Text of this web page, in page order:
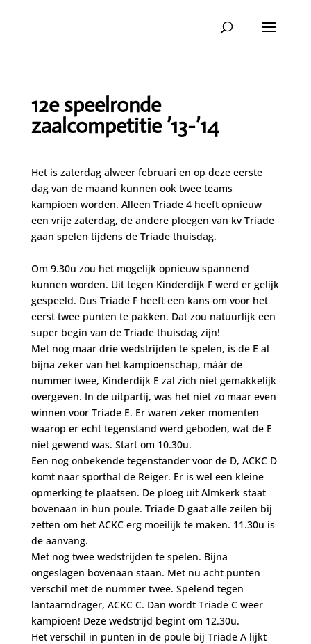
12e speelronde
zaalcompetitie ’13-’14
Het is zaterdag alweer februari en op deze eerste
dag van de maand kunnen ook twee teams
kampioen worden. Alleen Triade 4 heeft opnieuw
een vrije zaterdag, de andere ploegen van kv Triade
gaan spelen tijdens de Triade thuisdag.
Om 9.30u zou het mogelijk opnieuw spannend
kunnen worden. Uit tegen Kinderdijk F werd er gelijk
gespeeld. Dus Triade F heeft een kans om voor het
eerst twee punten te pakken. Dat zou natuurlijk een
super begin van de Triade thuisdag zijn!
Met nog maar drie wedstrijden te spelen, is de E al
bijna zeker van het kampioenschap, máár de
nummer twee, Kinderdijk E zal zich niet gemakkelijk
overgeven. In de uitpartij, was het niet zo maar even
winnen voor Triade E. Er waren zeker momenten
waarop er echt tegenstand werd geboden, wat de E
niet gewend was. Start om 10.30u.
Een nog onbekende tegenstander voor de D, ACKC D
komt naar sporthal de Reiger. Er is wel een kleine
opmerking te plaatsen. De ploeg uit Almkerk staat
bovenaan in hun poule. Triade D gaat alle zeilen bij
zetten om het ACKC erg moeilijk te maken. 11.30u is
de aanvang.
Met nog twee wedstrijden te spelen. Bijna
ongeslagen bovenaan staan. Met nu acht punten
verschil met de nummer twee. Spelend tegen
lantaarndrager, ACKC C. Dan wordt Triade C weer
kampioen! Deze wedstrijd begint om 12.30u.
Het verschil in punten in de poule bij Triade A lijkt